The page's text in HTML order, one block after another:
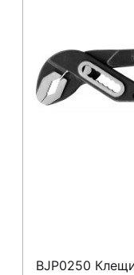
BJP0250